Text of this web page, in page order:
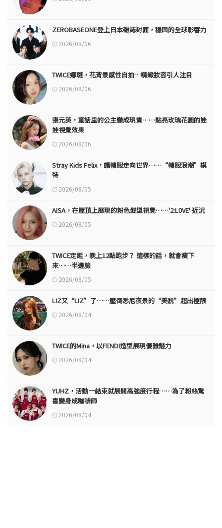
ZEROBASEONE登上日本雜誌封面，穩固的全球影響力
2026/08/06
TWICE娜璉，花背景感性自拍…精緻妝容引人注目
2026/08/06
張元英，童話里的公主變成現實……點亮玫瑰花園的娃
娃視覺效果
2026/08/06
Stray Kids Felix，讓韓服走向世界……“韓服浪潮”模
特
2026/08/05
AISA，在屋頂上展現的粉色髮型視覺……'2:L0VE' 近況
2026/08/05
TWICE定延，晚上12點跑步？ 這樣的話，就會瘦下
來……半邊臉
2026/08/05
LIZ又“LIZ”了……壓倒悉尼夜景的“美貌”超出極限
2026/08/04
TWICE的Mina，以FENDI造型展現優雅魅力
2026/08/04
YUHZ，活動一結束就展開高強度行程……為了粉絲驚
喜變身成咖啡師
2026/08/04